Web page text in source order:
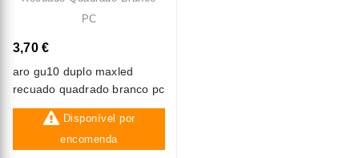
3,70 €
aro gu10 duplo maxled
recuado quadrado branco pc
Disponível por
encomenda